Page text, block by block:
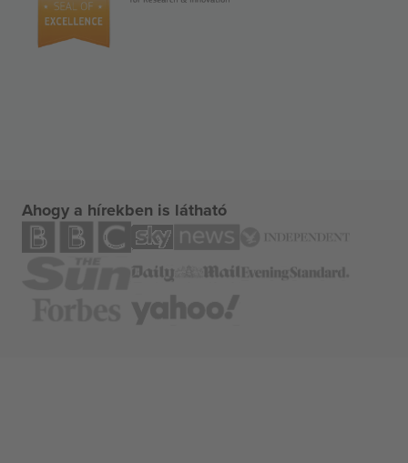
Ahogy a hírekben is látható